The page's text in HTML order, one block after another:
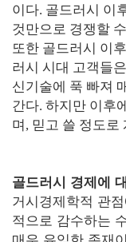
이다. 골드러시 이
것만으로 경쟁할
또한 골드러시 이
러시 시대 고객들
신기술에 푹 빠져
간다. 하지만 이후
며, 믿고 쓸 정도로
골드러시 경제에
거시경제학적 관
적으로 감수하는